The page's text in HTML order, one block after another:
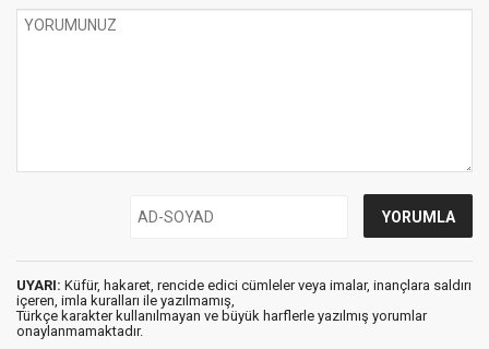
UYARI: Küfür, hakaret, rencide edici cümleler veya imalar, inançlara saldırı
içeren, imla kuralları ile yazılmamış,
Türkçe karakter kullanılmayan ve büyük harflerle yazılmış yorumlar
onaylanmamaktadır.